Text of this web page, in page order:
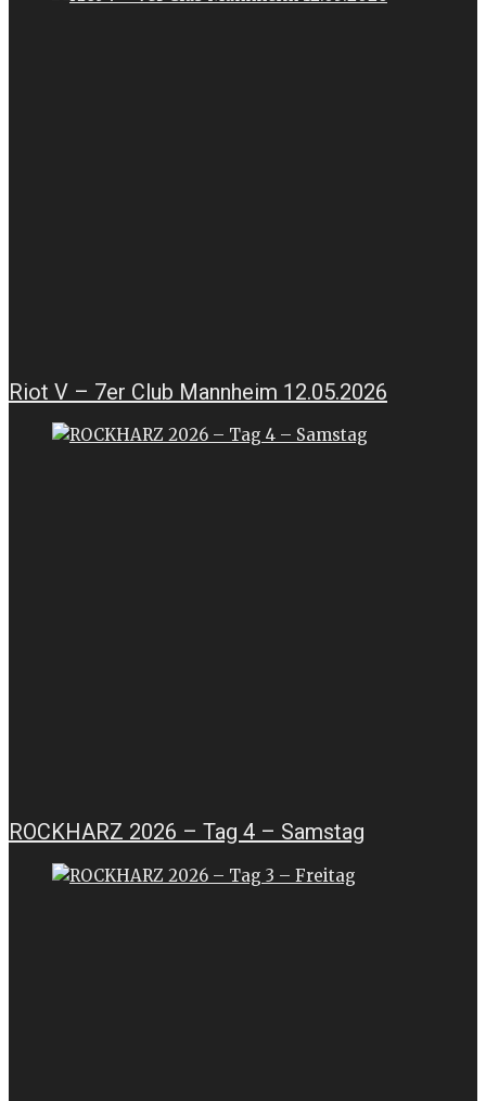
Riot V – 7er Club Mannheim 12.05.2026
ROCKHARZ 2026 – Tag 4 – Samstag